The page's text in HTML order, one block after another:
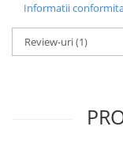
Informatii
Review-uri(1)